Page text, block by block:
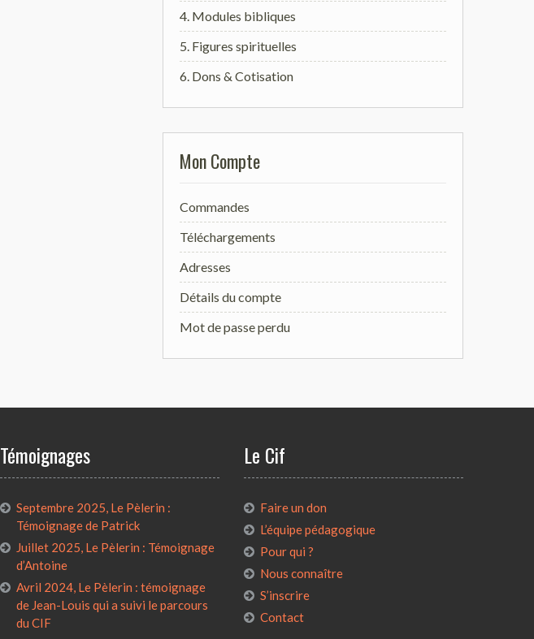
4. Modules bibliques
5. Figures spirituelles
6. Dons & Cotisation
Mon Compte
Commandes
Téléchargements
Adresses
Détails du compte
Mot de passe perdu
Témoignages
Septembre 2025, Le Pèlerin :
Témoignage de Patrick
Juillet 2025, Le Pèlerin : Témoignage
d’Antoine
Avril 2024, Le Pèlerin : témoignage
de Jean-Louis qui a suivi le parcours
du CIF
Le Cif
Faire un don
L’équipe pédagogique
Pour qui ?
Nous connaître
S’inscrire
Contact